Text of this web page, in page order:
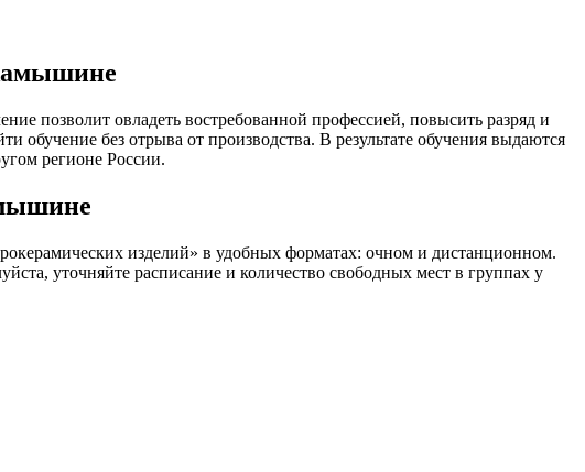
позволит овладеть востребованной профессией, повысить разряд и
без отрыва от производства. В результате обучения выдаются
регионе России.
изделий» в удобных форматах: очном и дистанционном.
уточняйте расписание и количество свободных мест в группах у